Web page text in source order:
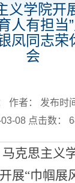
义学院开
人有担当
凤同志荣
会
作者： 发布时
08 点击数：
克思主义
展“巾帼展